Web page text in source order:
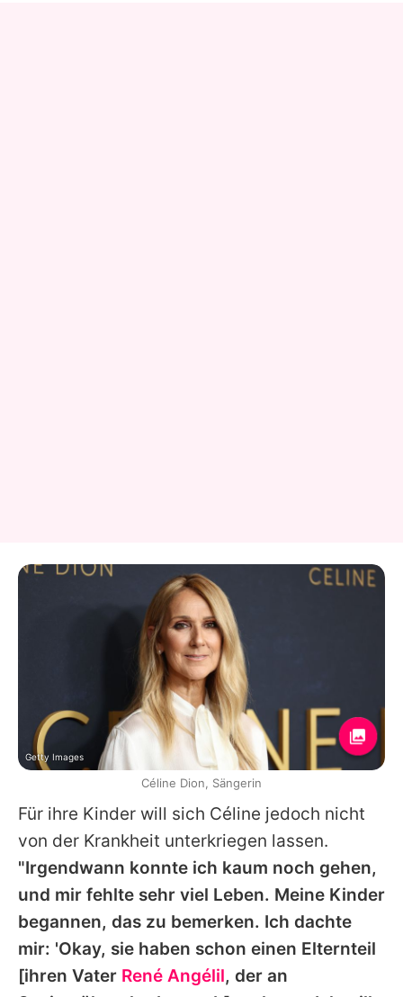
Für ihre Kinder will sich Céline jedoch nicht
von der Krankheit unterkriegen lassen.
"Irgendwann konnte ich kaum noch gehen,
und mir fehlte sehr viel Leben. Meine Kinder
begannen, das zu bemerken. Ich dachte
mir: 'Okay, sie haben schon einen Elternteil
[ihren Vater René Angélil, der an
Getty Images
Céline Dion, Sängerin